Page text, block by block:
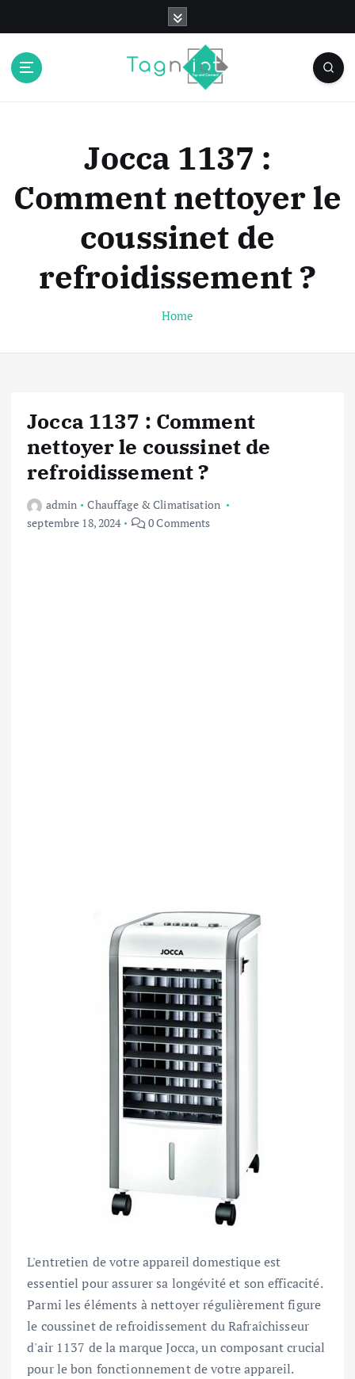
Jocca 1137 :
Comment nettoyer le
coussinet de
refroidissement ?
Home
Jocca 1137 : Comment
nettoyer le coussinet de
refroidissement ?
admin
Chauffage & Climatisation
septembre 18, 2024
0 Comments
L'entretien de votre appareil domestique est
essentiel pour assurer sa longévité et son efficacité.
Parmi les éléments à nettoyer régulièrement figure
le coussinet de refroidissement du Rafraîchisseur
d'air 1137 de la marque Jocca, un composant crucial
pour le bon fonctionnement de votre appareil.